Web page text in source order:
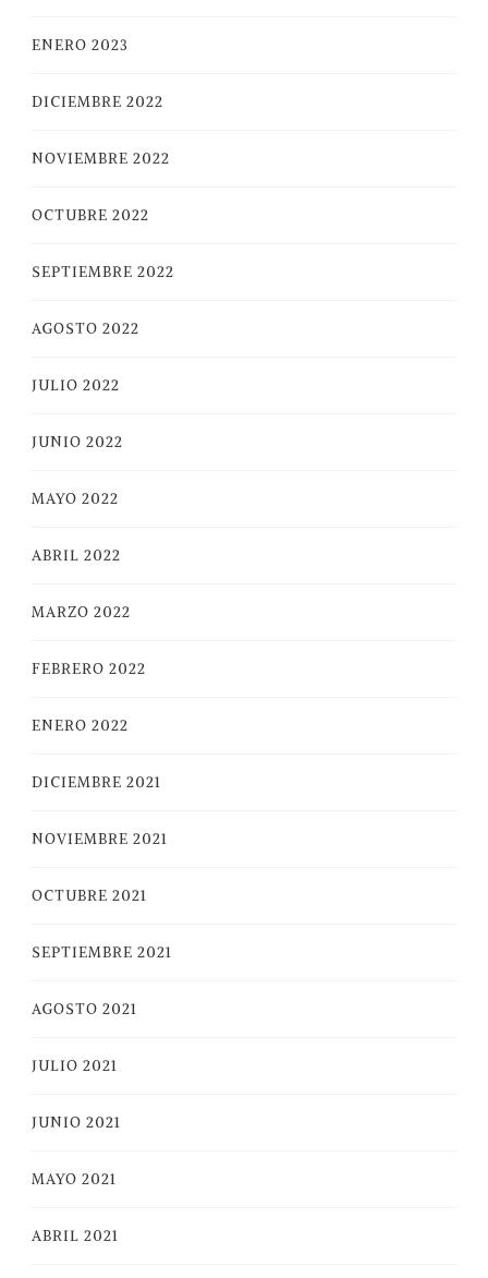
ENERO 2023
DICIEMBRE 2022
NOVIEMBRE 2022
OCTUBRE 2022
SEPTIEMBRE 2022
AGOSTO 2022
JULIO 2022
JUNIO 2022
MAYO 2022
ABRIL 2022
MARZO 2022
FEBRERO 2022
ENERO 2022
DICIEMBRE 2021
NOVIEMBRE 2021
OCTUBRE 2021
SEPTIEMBRE 2021
AGOSTO 2021
JULIO 2021
JUNIO 2021
MAYO 2021
ABRIL 2021